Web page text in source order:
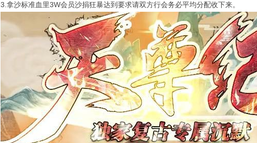
3.拿沙标准血里3W会员沙捐狂暴达到要求请双方行会务必平均分配收下来。